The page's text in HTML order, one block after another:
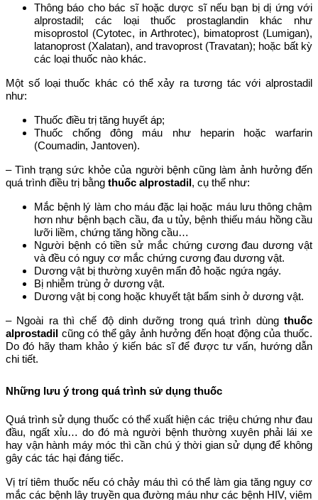
Thông báo cho bác sĩ hoặc dược sĩ nếu bạn bị dị ứng với
alprostadil; các loại thuốc prostaglandin khác như
misoprostol (Cytotec, in Arthrotec), bimatoprost (Lumigan),
latanoprost (Xalatan), and travoprost (Travatan); hoặc bất kỳ
các loại thuốc nào khác.
Một số loại thuốc khác có thể xảy ra tương tác với alprostadil
như:
Thuốc điều trị tăng huyết áp;
Thuốc chống đông máu như heparin hoặc warfarin
(Coumadin, Jantoven).
– Tình trạng sức khỏe của người bệnh cũng làm ảnh hưởng đến
quá trình điều trị bằng thuốc alprostadil, cụ thể như:
Mắc bệnh lý làm cho máu đặc lại hoặc máu lưu thông chậm
hơn như bệnh bạch cầu, đa u tủy, bệnh thiếu máu hồng cầu
lưỡi liềm, chứng tăng hồng cầu…
Người bệnh có tiền sử mắc chứng cương đau dương vật
và đều có nguy cơ mắc chứng cương đau dương vật.
Dương vật bị thường xuyên mẩn đỏ hoặc ngứa ngáy.
Bị nhiễm trùng ở dương vật.
Dương vật bị cong hoặc khuyết tật bẩm sinh ở dương vật.
– Ngoài ra thì chế độ dinh dưỡng trong quá trình dùng thuốc
alprostadil cũng có thể gây ảnh hưởng đến hoạt động của thuốc.
Do đó hãy tham khảo ý kiến bác sĩ để được tư vấn, hướng dẫn
chi tiết.
Những lưu ý trong quá trình sử dụng thuốc
Quá trình sử dụng thuốc có thể xuất hiện các triệu chứng như đau
đầu, ngất xỉu… do đó mà người bệnh thường xuyên phải lái xe
hay vận hành máy móc thì cần chú ý thời gian sử dụng để không
gây các tác hại đáng tiếc.
Vị trí tiêm thuốc nếu có chảy máu thì có thể làm gia tăng nguy cơ
mắc các bệnh lây truyền qua đường máu như các bệnh HIV, viêm